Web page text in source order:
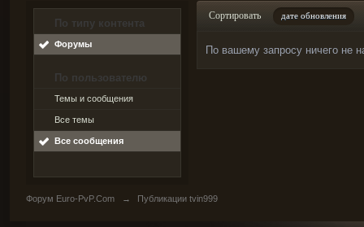
По типу контента
Форумы
По пользователю
Темы и сообщения
Все темы
Все сообщения
Сортировать дате обновления
По вашему запросу ничего не
Форум Euro-PvP.Com → Публикации tvin999